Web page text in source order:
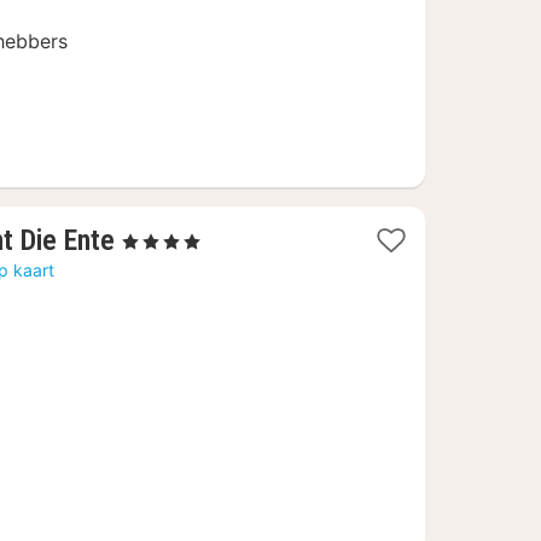
Die Ente 1
, 4 Sterren
kaart